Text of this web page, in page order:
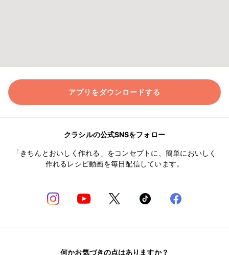
アプリをダウンロードする
クラシルの公式SNSをフォロー
「きちんとおいしく作れる」をコンセプトに、簡単においしく
作れるレシピ動画を毎日配信しています。
何かお気づきの点はありますか？